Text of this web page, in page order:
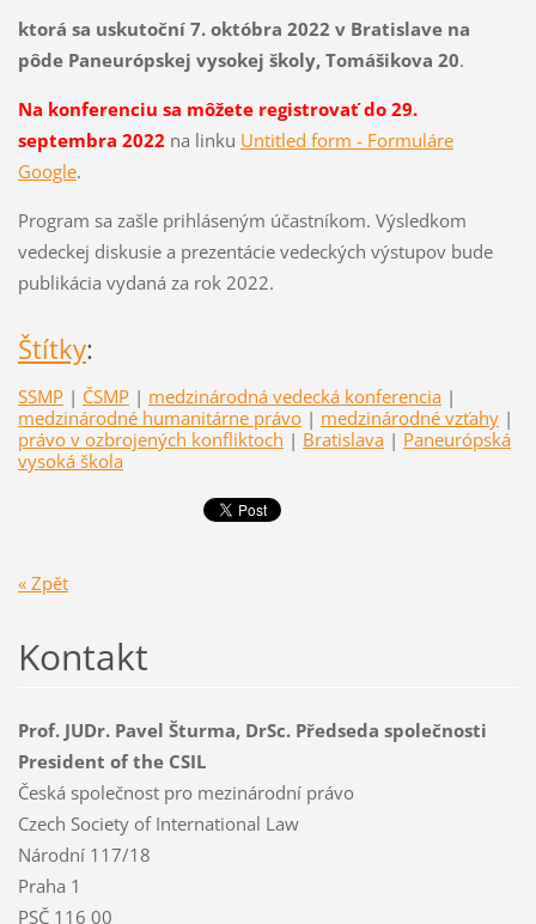
ktorá sa uskutoční 7. októbra 2022 v Bratislave na
pôde Paneurópskej vysokej školy, Tomášikova 20.
Na konferenciu sa môžete registrovať do 29.
septembra 2022 na linku Untitled form - Formuláre
Google.
Program sa zašle prihláseným účastníkom. Výsledkom
vedeckej diskusie a prezentácie vedeckých výstupov bude
publikácia vydaná za rok 2022.
Štítky:
SSMP | ČSMP | medzinárodná vedecká konferencia |
medzinárodné humanitárne právo | medzinárodné vzťahy |
právo v ozbrojených konfliktoch | Bratislava | Paneurópská
vysoká škola
« Zpět
Kontakt
Prof. JUDr. Pavel Šturma, DrSc. Předseda společnosti
President of the CSIL
Česká společnost pro mezinárodní právo
Czech Society of International Law
Národní 117/18
Praha 1
PSČ 116 00